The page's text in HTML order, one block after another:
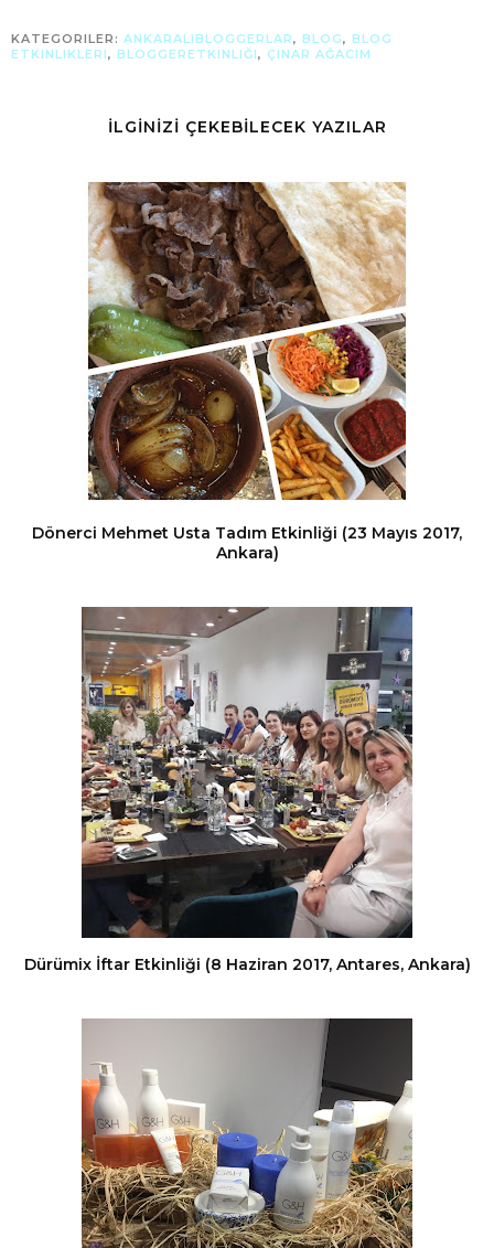
KATEGORILER: ANKARALIBLOGGERLAR, BLOG, BLOG
ETKINLIKLERI, BLOGGERETKINLIĞI, ÇINAR AĞACIM
İLGİNİZİ ÇEKEBİLECEK YAZILAR
Dönerci Mehmet Usta Tadım Etkinliği (23 Mayıs 2017,
Ankara)
Dürümix İftar Etkinliği (8 Haziran 2017, Antares, Ankara)